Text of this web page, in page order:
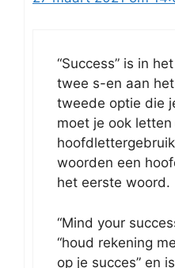
“Success” is in
twee s-en aan
tweede optie die
moet je ook letten
woorden een
het eerste woord.
“Mind your
“houd rekening
op je succes” en